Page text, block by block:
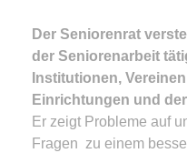
Der Seniorenrat
der Seniorenarbeit
Institutionen, Vereinen
Einrichtungen und
Er zeigt Probleme auf
Fragen zu einem